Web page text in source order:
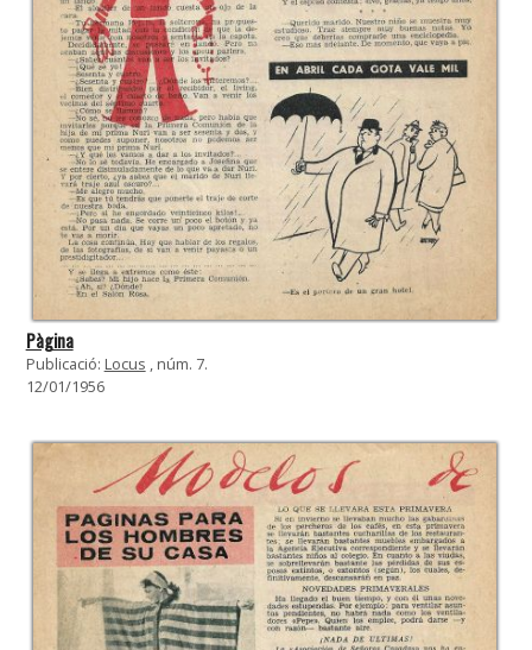
Pàgina
Publicació: Locus , núm. 7.
12/01/1956